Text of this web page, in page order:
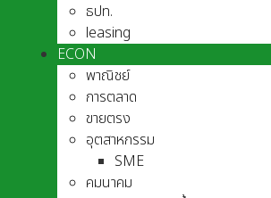
ธปท.
leasing
ECON
พาณิชย์
การตลาด
ขายตรง
อุตสาหกรรม
SME
คมนาคม